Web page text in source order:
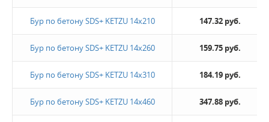
Бур по бетону SDS+ KETZU 14х210 147.32 руб.
Бур по бетону SDS+ KETZU 14х260 159.75 руб.
Бур по бетону SDS+ KETZU 14х310 184.19 руб.
Бур по бетону SDS+ KETZU 14х460 347.88 руб.